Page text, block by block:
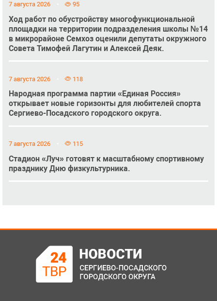
7 августа 2026 95
Ход работ по обустройству многофункциональной
площадки на территории подразделения школы №14
в микрорайоне Семхоз оценили депутаты окружного
Совета Тимофей Лагутин и Алексей Деяк.
7 августа 2026 118
Народная программа партии «Единая Россия»
открывает новые горизонты для любителей спорта
Сергиево-Посадского городского округа.
7 августа 2026 115
Стадион «Луч» готовят к масштабному спортивному
празднику Дню физкультурника.